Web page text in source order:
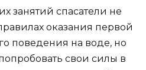
занятий спасатели не
оказания первой
поведения на воде, но
свои силы в